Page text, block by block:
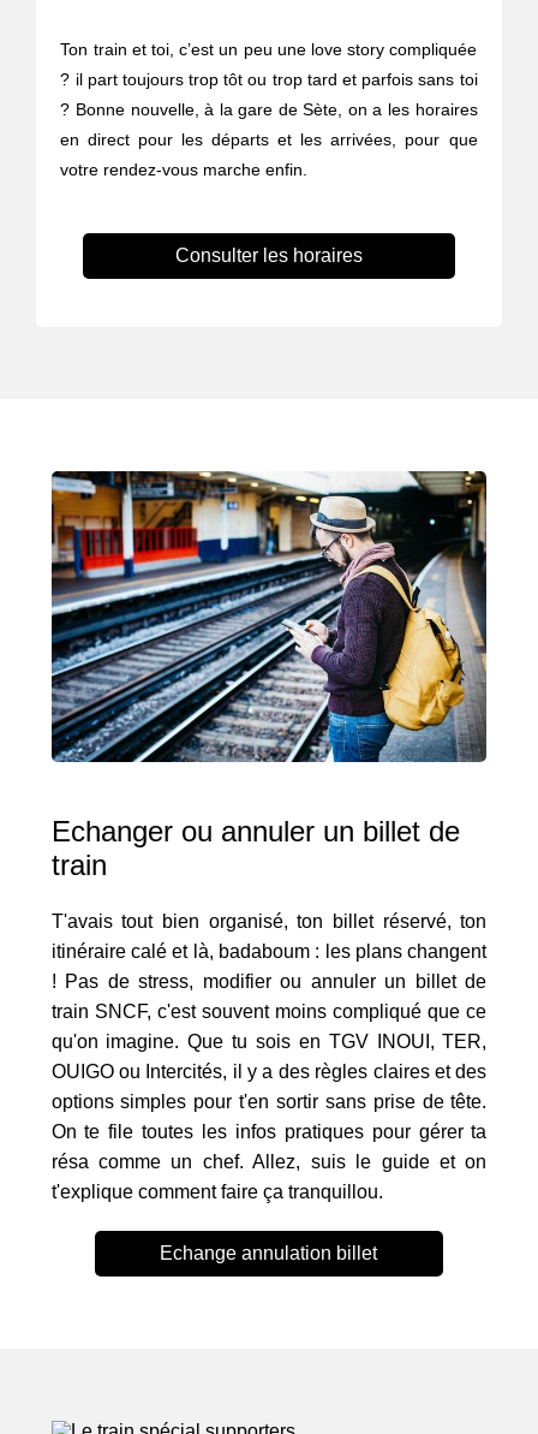
Ton train et toi, c’est un peu une love story compliquée
? il part toujours trop tôt ou trop tard et parfois sans toi
? Bonne nouvelle, à la gare de Sète, on a les horaires
en direct pour les départs et les arrivées, pour que
votre rendez-vous marche enfin.
Consulter les horaires
Echanger ou annuler un billet de
train
T'avais tout bien organisé, ton billet réservé, ton
itinéraire calé et là, badaboum : les plans changent
! Pas de stress, modifier ou annuler un billet de
train SNCF, c'est souvent moins compliqué que ce
qu'on imagine. Que tu sois en TGV INOUI, TER,
OUIGO ou Intercités, il y a des règles claires et des
options simples pour t'en sortir sans prise de tête.
On te file toutes les infos pratiques pour gérer ta
résa comme un chef. Allez, suis le guide et on
t'explique comment faire ça tranquillou.
Echange annulation billet